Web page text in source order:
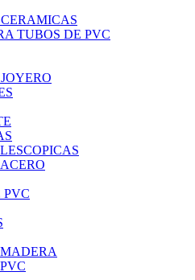
TUBOS DE PVC
PVC